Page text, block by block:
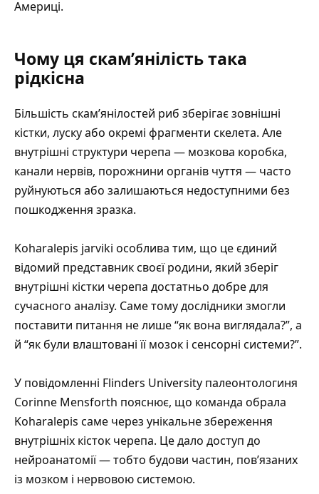
Америці.
Чому ця скам’янілість така
рідкісна
Більшість скам’янілостей риб зберігає зовнішні
кістки, луску або окремі фрагменти скелета. Але
внутрішні структури черепа — мозкова коробка,
канали нервів, порожнини органів чуття — часто
руйнуються або залишаються недоступними без
пошкодження зразка.
Koharalepis jarviki особлива тим, що це єдиний
відомий представник своєї родини, який зберіг
внутрішні кістки черепа достатньо добре для
сучасного аналізу. Саме тому дослідники змогли
поставити питання не лише “як вона виглядала?”, а
й “як були влаштовані її мозок і сенсорні системи?”.
У повідомленні Flinders University палеонтологиня
Corinne Mensforth пояснює, що команда обрала
Koharalepis саме через унікальне збереження
внутрішніх кісток черепа. Це дало доступ до
нейроанатомії — тобто будови частин, пов’язаних
із мозком і нервовою системою.